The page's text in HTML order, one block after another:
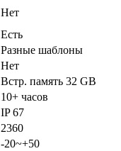
Нет
Есть
Разные шаблоны
Нет
Встр. память 32 GB
10+ часов
IP 67
2360
-20~+50